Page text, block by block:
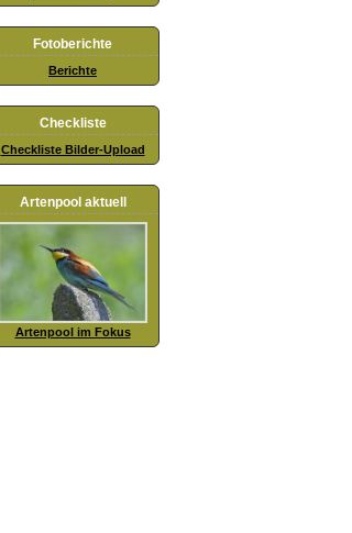
Fotoberichte
Berichte
Checkliste
Checkliste Bilder-Upload
Artenpool aktuell
Artenpool im Fokus